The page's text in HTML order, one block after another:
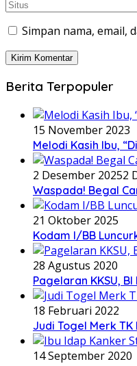
Simpan nama, email,
Berita Terpopuler
15 November 2023
Melodi Kasih Ibu,
2 Desember 20252
Waspada! Begal
21 Oktober 2025
Kodam I/BB
28 Agustus 2020
Pagelaran KKSU,
18 Februari 2022
Judi Togel Merk
14 September 2020